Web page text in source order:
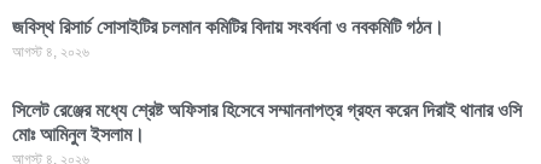
জবিস্থ রিসার্চ সোসাইটির চলমান কমিটির বিদায় সংবর্ধনা ও নবকমিটি গঠন।
আগস্ট ৪, ২০২৬
সিলেট রেঞ্জের মধ্যে শ্রেষ্ট অফিসার হিসেবে সম্মাননাপত্র গ্রহন করেন দিরাই থানার ওসি
মোঃ আমিনুল ইসলাম।
আগস্ট ৪, ২০২৬